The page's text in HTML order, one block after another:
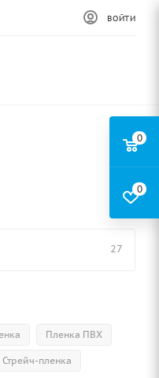
ВОЙТИ
27
Пленка ПВХ
Стрейч-пленка
0
0